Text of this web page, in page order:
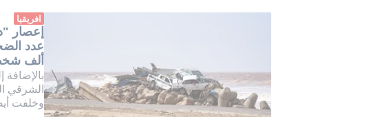
دقيقة.
افريقيا
إعصار
ألف
الشرقي
وخلفت